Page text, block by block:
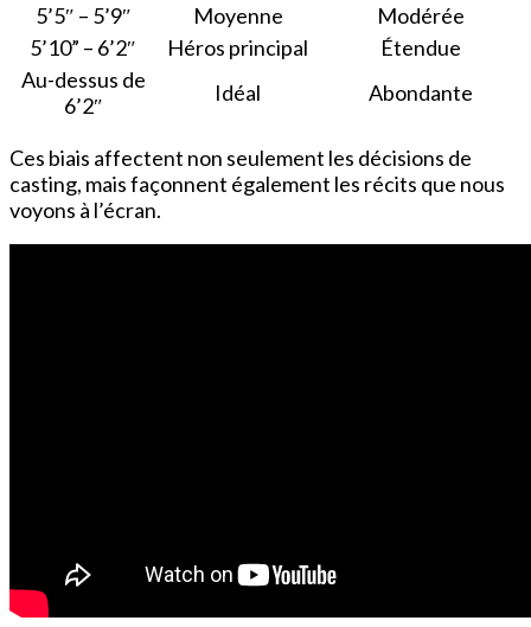
5’5″ – 5’9″
Moyenne
Modérée
5’10” – 6’2″
Héros principal
Étendue
Au-dessus de
6’2″
Idéal Abondante
Ces biais affectent non seulement les décisions de
casting, mais façonnent également les récits que nous
voyons à l’écran.